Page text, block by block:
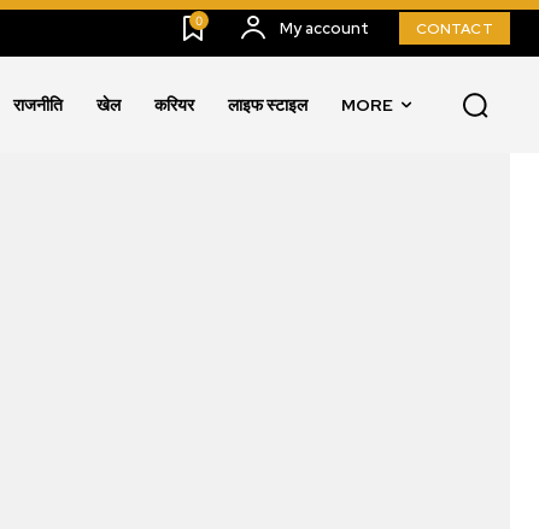
0 My account CONTACT
राजनीति खेल करियर लाइफ स्टाइल MORE